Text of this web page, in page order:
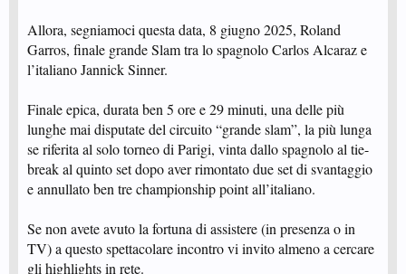
Allora, segniamoci questa data, 8 giugno 2025, Roland
Garros, finale grande Slam tra lo spagnolo Carlos Alcaraz e
l’italiano Jannick Sinner.
Finale epica, durata ben 5 ore e 29 minuti, una delle più
lunghe mai disputate del circuito “grande slam”, la più lunga
se riferita al solo torneo di Parigi, vinta dallo spagnolo al tie-
break al quinto set dopo aver rimontato due set di svantaggio
e annullato ben tre championship point all’italiano.
Se non avete avuto la fortuna di assistere (in presenza o in
TV) a questo spettacolare incontro vi invito almeno a cercare
gli highlights in rete.